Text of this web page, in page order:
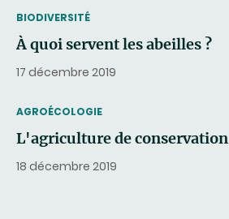
THEMATIC
BIODIVERSITÉ
À quoi servent les abeilles ?
17 décembre 2019
THEMATIC
AGROÉCOLOGIE
L'agriculture de conservation
18 décembre 2019